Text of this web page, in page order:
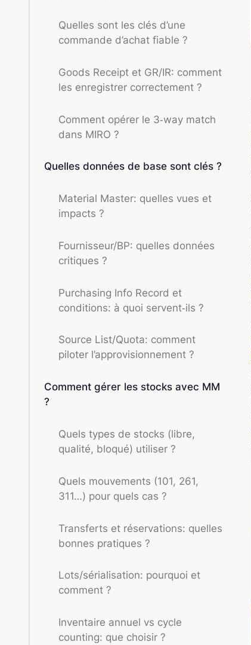
Quelles sont les clés d’une
commande d’achat fiable ?
Goods Receipt et GR/IR: comment
les enregistrer correctement ?
Comment opérer le 3‑way match
dans MIRO ?
Quelles données de base sont clés ?
Material Master: quelles vues et
impacts ?
Fournisseur/BP: quelles données
critiques ?
Purchasing Info Record et
conditions: à quoi servent‑ils ?
Source List/Quota: comment
piloter l’approvisionnement ?
Comment gérer les stocks avec MM
?
Quels types de stocks (libre,
qualité, bloqué) utiliser ?
Quels mouvements (101, 261,
311…) pour quels cas ?
Transferts et réservations: quelles
bonnes pratiques ?
Lots/sérialisation: pourquoi et
comment ?
Inventaire annuel vs cycle
counting: que choisir ?